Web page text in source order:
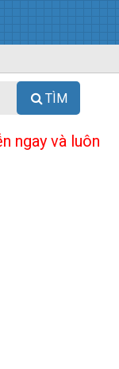
TÌM
ngay và luôn